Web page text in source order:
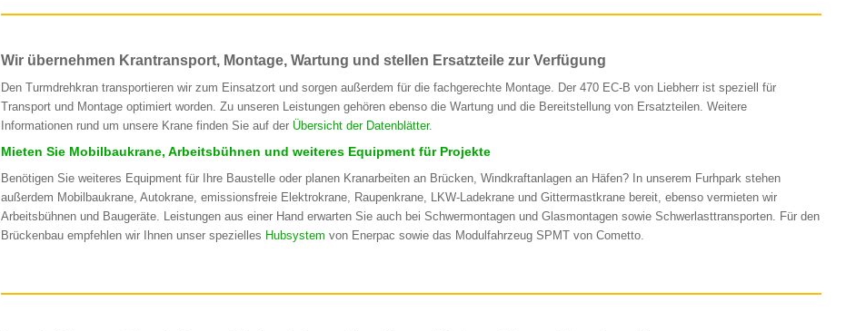
Wir übernehmen Krantransport, Montage, Wartung und stellen Ersatzteile zur Verfügung
Den Turmdrehkran transportieren wir zum Einsatzort und sorgen außerdem für die fachgerechte Montage. Der 470 EC-B von Liebherr ist speziell für
Transport und Montage optimiert worden. Zu unseren Leistungen gehören ebenso die Wartung und die Bereitstellung von Ersatzteilen. Weitere
Informationen rund um unsere Krane finden Sie auf der Übersicht der Datenblätter.
Mieten Sie Mobilbaukrane, Arbeitsbühnen und weiteres Equipment für Projekte
Benötigen Sie weiteres Equipment für Ihre Baustelle oder planen Kranarbeiten an Brücken, Windkraftanlagen an Häfen? In unserem Furhpark stehen
außerdem Mobilbaukrane, Autokrane, emissionsfreie Elektrokrane, Raupenkrane, LKW-Ladekrane und Gittermastkrane bereit, ebenso vermieten wir
Arbeitsbühnen und Baugeräte. Leistungen aus einer Hand erwarten Sie auch bei Schwermontagen und Glasmontagen sowie Schwerlasttransporten. Für den
Brückenbau empfehlen wir Ihnen unser spezielles Hubsystem von Enerpac sowie das Modulfahrzeug SPMT von Cometto.